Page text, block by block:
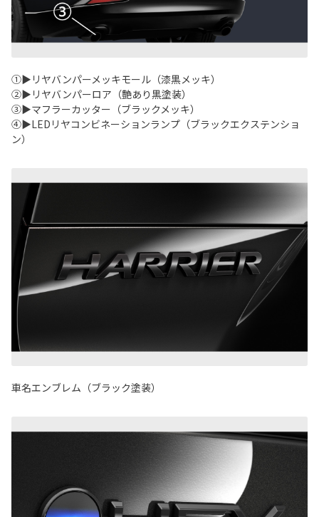
①▶リヤバンパーメッキモール（漆黒メッキ）
②▶リヤバンパーロア（艶あり黒塗装）
③▶マフラーカッター（ブラックメッキ）
④▶LEDリヤコンビネーションランプ（ブラックエクステンショ
ン）
車名エンブレム（ブラック塗装）